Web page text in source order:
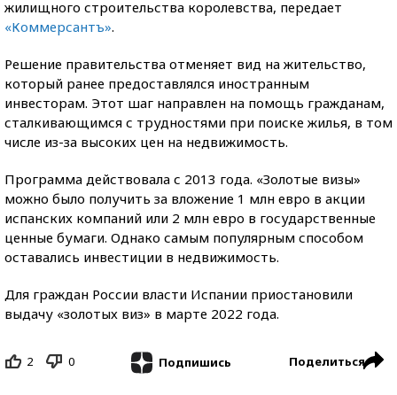
жилищного строительства королевства, передает
«Коммерсантъ».
Решение правительства отменяет вид на жительство,
который ранее предоставлялся иностранным
инвесторам. Этот шаг направлен на помощь гражданам,
сталкивающимся с трудностями при поиске жилья, в том
числе из-за высоких цен на недвижимость.
Программа действовала с 2013 года. «Золотые визы»
можно было получить за вложение 1 млн евро в акции
испанских компаний или 2 млн евро в государственные
ценные бумаги. Однако самым популярным способом
оставались инвестиции в недвижимость.
Для граждан России власти Испании приостановили
выдачу «золотых виз» в марте 2022 года.
2 0 Подпишись Поделиться